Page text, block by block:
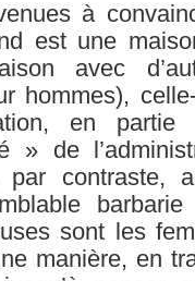
à
est une
avec
hommes),
en partie
» de
contraste,
sont les
manière, en